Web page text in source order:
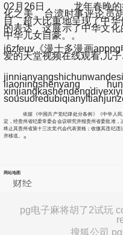
02月26日， 龙年春晚的
化之美。台湾时事评论员
目，超大比重地呈现了中
的表达，这展示了中华文
中华儿女自豪。。
j6zfeuv《漫士多漫画
爱的天堂视频在线观看,儿
liaoningshenyang、
依据《中国共产党纪律处分条例》《中华人
定，经贵州省纪委常委会会议研究并报贵州省委批准
终止其贵州省第十三次党代会代表资格；收缴其违纪
并移送。 。
网站地图
财经
pg电子麻将胡了2试玩
搜狐公司